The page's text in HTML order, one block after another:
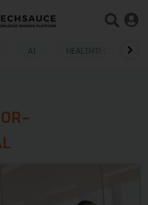
AI HEALTHTECH